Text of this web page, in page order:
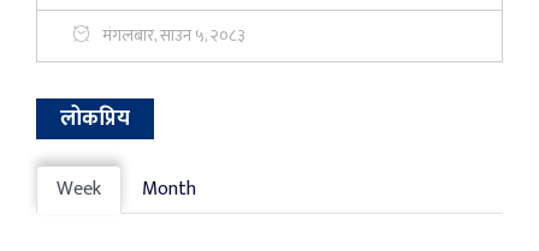
मंगलबार, साउन ५, २०८३
लोकप्रिय
Week Month